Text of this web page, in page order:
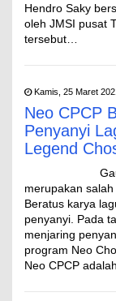
Hendro Saky
oleh JMSI pusat
tersebut…
Kamis, 25 Maret
Neo CPCP
Penyanyi
Legend
merupakan
Beratus karya
penyanyi. Pada
menjaring
program Neo
Neo CPCP